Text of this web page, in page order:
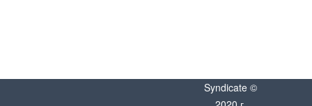
Syndicate ©